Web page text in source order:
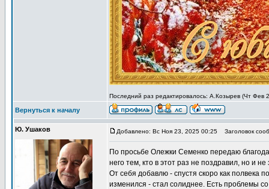
Последний раз редактировалось: А.Козырев (Чт Фев
Вернуться к началу
Ю. Ушаков Добавлено: Вс Ноя 23, 2025 00:25 Заголовок
По просьбе Олежки Семенко передаю
него тем, кто в этот раз не поздравил, но и
От себя добавлю - спустя скоро как полвека
изменился - стал солиднее. Есть проблемы